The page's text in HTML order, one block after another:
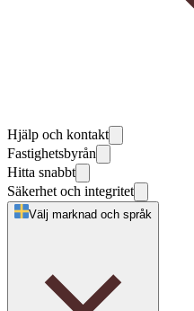
Hjälp och kontakt
Fastighetsbyrån
Hitta snabbt
Säkerhet och integritet
Välj marknad och språk